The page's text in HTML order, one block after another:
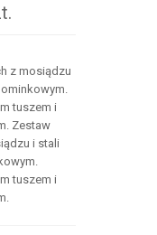
z mosiądzu
tuszem i
Zestaw
i stali
tuszem i